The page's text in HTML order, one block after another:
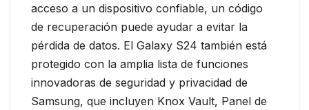
acceso a un dispositivo confiable, un código
de recuperación puede ayudar a evitar la
pérdida de datos. El Galaxy S24 también está
protegido con la amplia lista de funciones
innovadoras de seguridad y privacidad de
Samsung, que incluyen Knox Vault, Panel de